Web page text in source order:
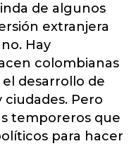
de algunos
extranjera
Hay
colombianas
desarrollo de
Pero
temporeros que
para hacer